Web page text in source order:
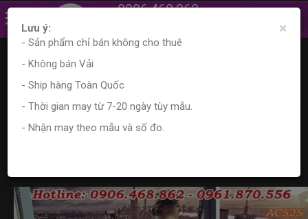
0906.468.862
Trang chủ Tin tức
Cách chọn áo cưới
Giúp bạn tìm kiếm mua áo dài cưới may sẵn ở đâu thật
chuẩn
Giúp bạn tìm kiếm mua áo dài cưới
×
Lưu ý:
- Sản phẩm chỉ bán không cho thuê
- Không bán Vải
- Ship hàng Toàn Quốc
- Thời gian may từ 7-20 ngày tùy mẫu.
- Nhận may theo mẫu và số đo.